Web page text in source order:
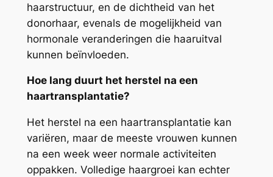
haarstructuur, en de dichtheid van het
donorhaar, evenals de mogelijkheid van
hormonale veranderingen die haaruitval
kunnen beïnvloeden.
Hoe lang duurt het herstel na een
haartransplantatie?
Het herstel na een haartransplantatie kan
variëren, maar de meeste vrouwen kunnen
na een week weer normale activiteiten
oppakken. Volledige haargroei kan echter